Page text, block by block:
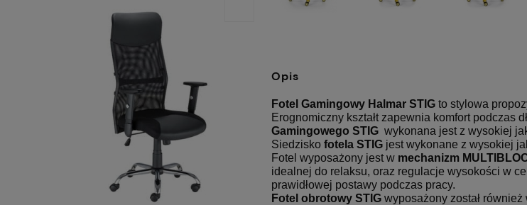
Opis
Fotel Gamingowy Halmar STIG to stylowa
Erognomiczny kształt zapewnia komfort podczas
Gamingowego STIG wykonana jest z wysokiej
Siedzisko fotela STIG jest wykonane z wysokiej
Fotel wyposażony jest w mechanizm
idealnej do relaksu, oraz regulacje wysokości w
prawidłowej postawy podczas pracy.
Fotel obrotowy STIG wyposażony został również